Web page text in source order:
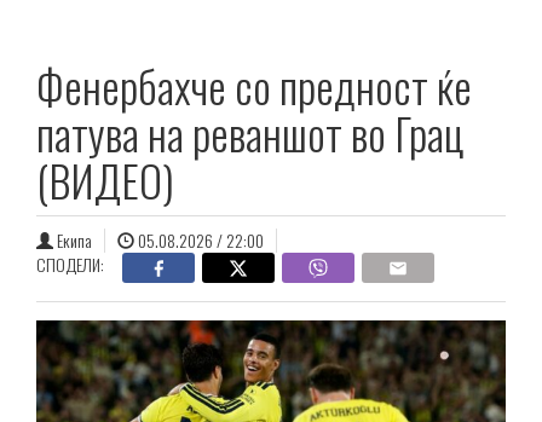
Фенербахче со предност ќе
патува на реваншот во Грац
(ВИДЕО)
Екипа
05.08.2026 / 22:00
СПОДЕЛИ: